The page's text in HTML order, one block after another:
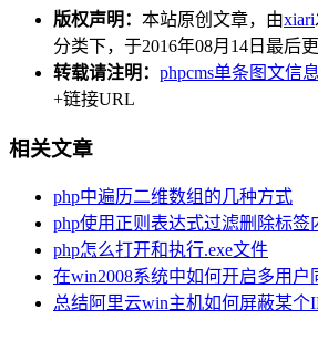
版权声明： 本站原创文章，由xiari
分类下，于2016年08月14日最后
转载请注明： phpcms单条图文信
+链接URL
相关文章
php中遍历二维数组的几种方式
php使用正则表达式过滤删除标签
php怎么打开和执行.exe文件
在win2008系统中如何开启多用户
总结阿里云win主机如何屏蔽某个